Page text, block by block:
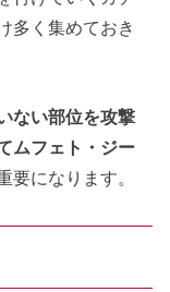
多く集めておき
ない部位を攻撃
ムフェト・ジー
要になります。